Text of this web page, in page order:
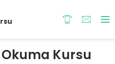
Okuma Kursu